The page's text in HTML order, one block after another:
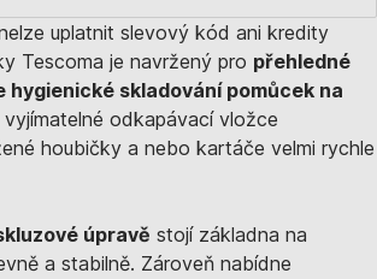
uplatnit slevový kód ani kredity
Tescoma je navržený pro přehledné
hygienické skladování pomůcek na
odkapávací vložce
houbičky a nebo kartáče velmi rychle
úpravě stojí základna na
a stabilně. Zároveň nabídne